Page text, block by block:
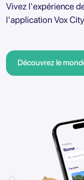
Vivez l'expérience
l'application Vox
Découvrez le